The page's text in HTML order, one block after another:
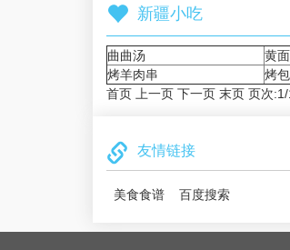
新疆小吃
曲曲汤 黄面
烤羊肉串
烤
首页 上一页 下一页 末页 页次
友情链接
美食食谱 百度搜索